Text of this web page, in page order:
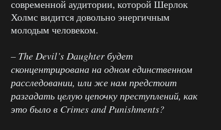
современной аудитории, которой Шерлок
Холмс видится довольно энергичным
молодым человеком.
– The Devil’s Daughter будет
сконцентрирована на одном единственном
расследовании, или же нам предстоит
разгадать целую цепочку преступлений, как
это было в Crimes and Punishments?